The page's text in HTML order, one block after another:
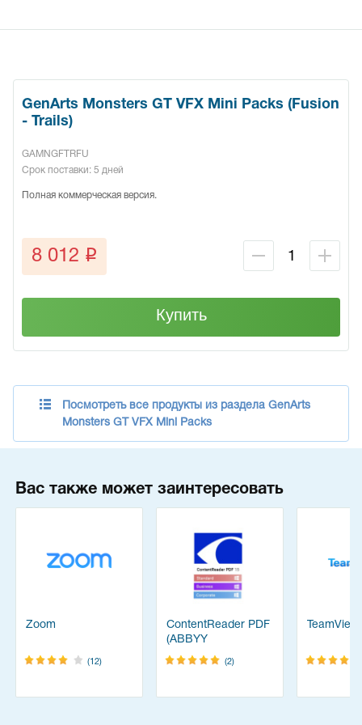
GenArts Monsters GT VFX Mini Packs (Fusion
- Trails)
GAMNGFTRFU
Срок поставки: 5 дней
Полная коммерческая версия.
8 012 q
Купить
Посмотреть все продукты из раздела GenArts
Monsters GT VFX Mini Packs
Вас также может заинтересовать
Zoom
(12)
ContentReader PDF
(ABBYY
FineReader)
(2)